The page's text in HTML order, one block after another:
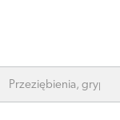
Przeziębienia, grypa